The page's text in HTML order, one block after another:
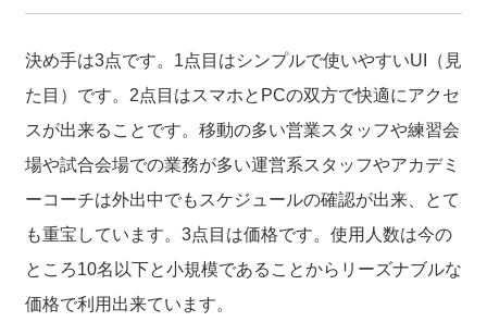
決め手は3点です。1点目はシンプルで使いやすいUI（見
た目）です。2点目はスマホとPCの双方で快適にアクセ
スが出来ることです。移動の多い営業スタッフや練習会
場や試合会場での業務が多い運営系スタッフやアカデミ
ーコーチは外出中でもスケジュールの確認が出来、とて
も重宝しています。3点目は価格です。使用人数は今の
ところ10名以下と小規模であることからリーズナブルな
価格で利用出来ています。